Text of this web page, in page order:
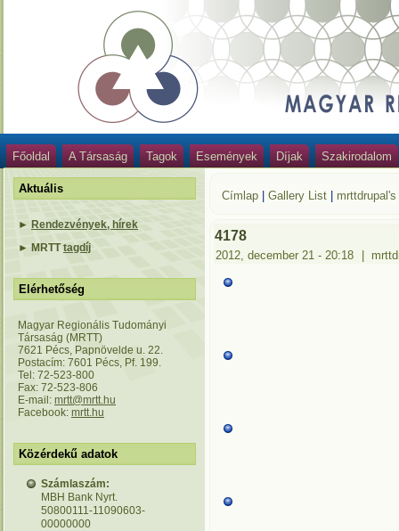
Főoldal A Társaság Tagok Események Díjak Szakirodalom
Aktuális
► Rendezvények, hírek
► MRTTtagdíj
Elérhetőség
Magyar Regionális Tudományi
Társaság (MRTT)
7621 Pécs, Papnövelde u. 22.
Postacím: 7601 Pécs, Pf. 199.
Tel: 72-523-800
Fax: 72-523-806
E-mail: mrtt@mrtt.hu
Facebook: mrtt.hu
Közérdekű adatok
Számlaszám:
MBH Bank Nyrt.
50800111-11090603-
00000000
Címlap |Gallery List
4178
2012, december 21 - 20:18